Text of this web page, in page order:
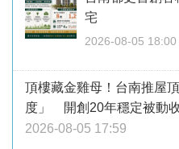
宅
2026-08-05 18:00
頂樓藏金雞母！台南推屋
度」 開創20年穩定被動
2026-08-05 17:59